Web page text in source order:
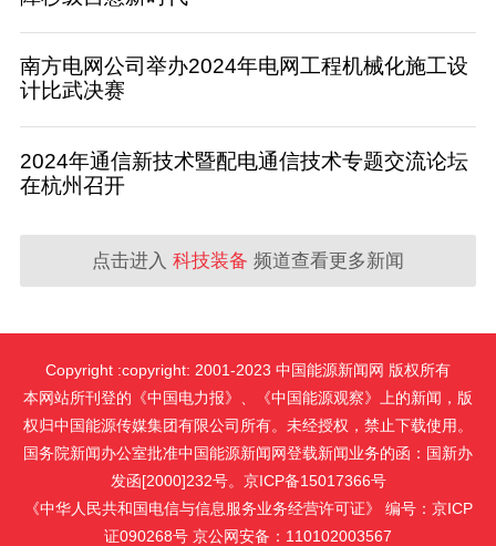
南方电网公司举办2024年电网工程机械化施工设
计比武决赛
2024年通信新技术暨配电通信技术专题交流论坛
在杭州召开
点击进入 科技装备 频道查看更多新闻
Copyright :copyright: 2001-2023 中国能源新闻网 版权所有
本网站所刊登的《中国电力报》、《中国能源观察》上的新闻，版
权归中国能源传媒集团有限公司所有。未经授权，禁止下载使用。
国务院新闻办公室批准中国能源新闻网登载新闻业务的函：国新办
发函[2000]232号。京ICP备15017366号
《中华人民共和国电信与信息服务业务经营许可证》 编号：京ICP
证090268号 京公网安备：110102003567